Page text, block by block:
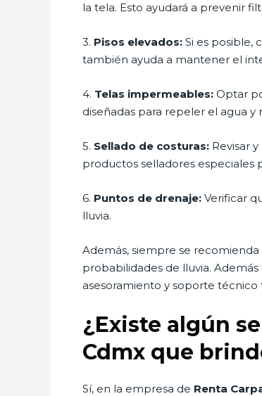
la tela. Esto ayudará a prevenir
3. Pisos elevados: Si es posible,
también ayuda a mantener el
4. Telas impermeables: Optar
diseñadas para repeler el agua
5. Sellado de costuras: Revisar
productos selladores especiales
6. Puntos de drenaje: Verificar
lluvia.
Además, siempre se
probabilidades de lluvia.
asesoramiento y soporte
¿Existe algún
Cdmx que
Sí, en la empresa de Renta